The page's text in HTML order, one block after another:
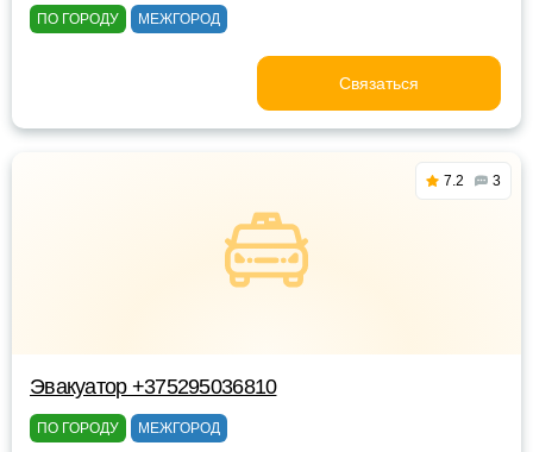
ПО ГОРОДУ МЕЖГОРОД
Связаться
7.2 3
Эвакуатор +375295036810
ПО ГОРОДУ МЕЖГОРОД